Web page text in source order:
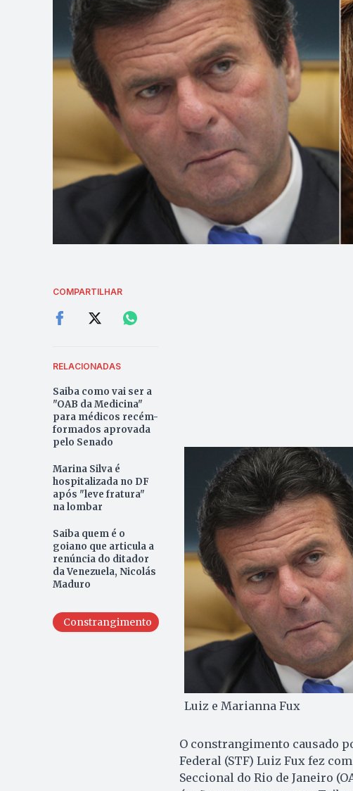
COMPARTILHAR
RELACIONADAS
Saiba como vai ser a
"OAB da Medicina"
para médicos recém-
formados aprovada
pelo Senado
Marina Silva é
hospitalizada no DF
após "leve fratura"
na lombar
Saiba quem é o
goiano que articula a
renúncia do ditador
da Venezuela, Nicolás
Maduro
Constrangimento
Luiz e Marianna Fux
O constrangimento causado
Federal (STF) Luiz Fux fez
Seccional do Rio de Janeiro